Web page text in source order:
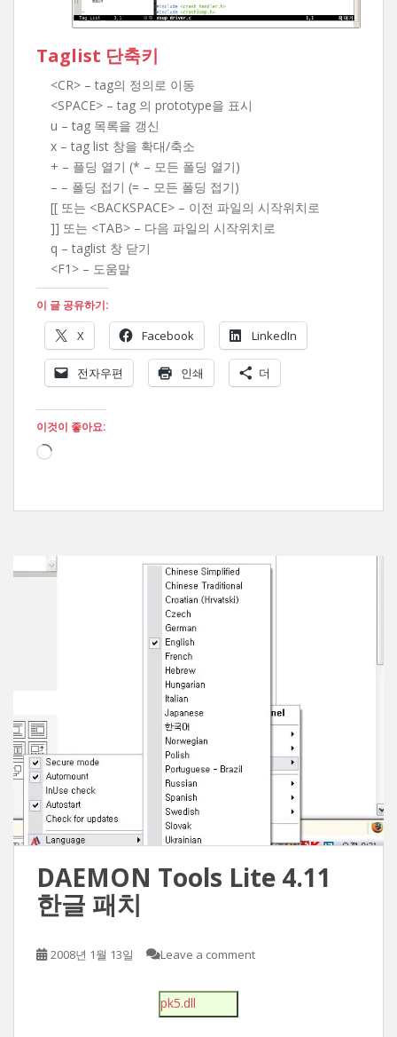
Taglist 단축키
<CR> – tag의 정의로 이동
<SPACE> – tag 의 prototype을 표시
u – tag 목록을 갱신
x – tag list 창을 확대/축소
+ – 플딩 열기 (* – 모든 폴딩 열기)
– – 폴딩 접기 (= – 모든 폴딩 접기)
[[ 또는 <BACKSPACE> – 이전 파일의 시작위치로
]] 또는 <TAB> – 다음 파일의 시작위치로
q – taglist 창 닫기
<F1> – 도움말
이 글 공유하기:
X Facebook LinkedIn
전자우편 인쇄 더
이것이 좋아요:
로
DAEMON Tools Lite 4.11
한글 패치
2008년 1월 13일 Leave a comment
pk5.dll